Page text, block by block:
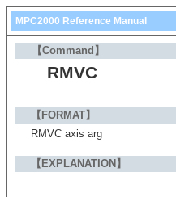
MPC2000 Reference Manual
【Command】
RMVC
【FORMAT】
RMVC axis arg
【EXPLANATION】